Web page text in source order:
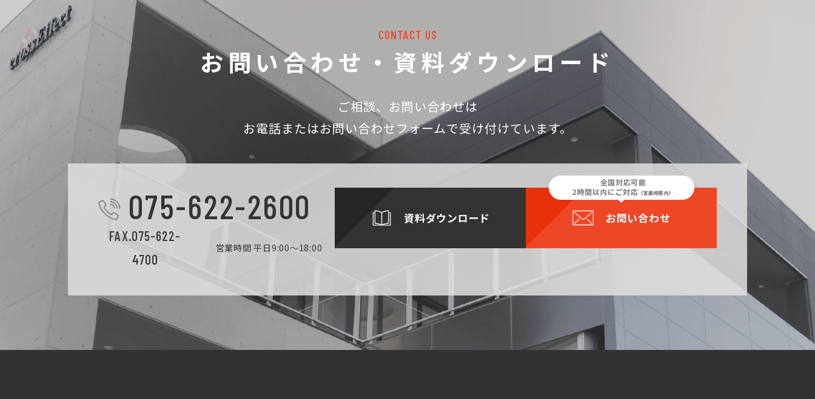
CONTACT US
お問い合わせ・資料ダウンロード
ご相談、お問い合わせは
お電話またはお問い合わせフォームで受け付けています。
075-622-2600
FAX.075-622-
4700
営業時間 平日9:00～18:00
資料ダウンロード お問い合わせ